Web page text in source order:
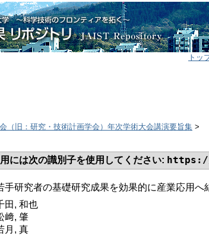
トッ
（旧：研究・技術計画学会）年次学術大会講演要旨集 >
には次の識別子を使用してください:
手研究者の基礎研究成果を効果的に産業応用
田, 和也
﨑, 肇
月, 真